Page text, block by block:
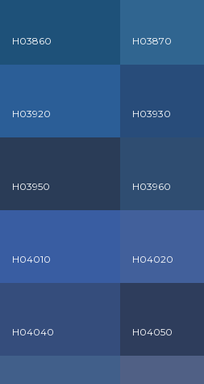
H03860 H03870
H03920 H03930
H03950 H03960
H04010 H04020
H04040 H04050